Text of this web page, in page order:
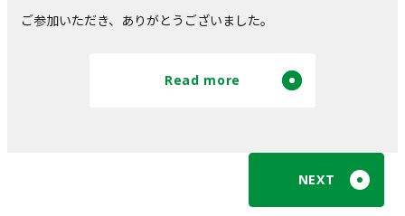
ご参加いただき、ありがとうございました。
Read more
NEXT